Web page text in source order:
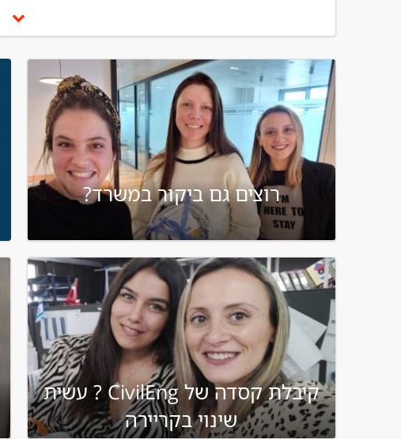
רוצים גם ביקור במשרד?
קיבלת קסדה של CivilEng ? עשית
שינוי בקריירה